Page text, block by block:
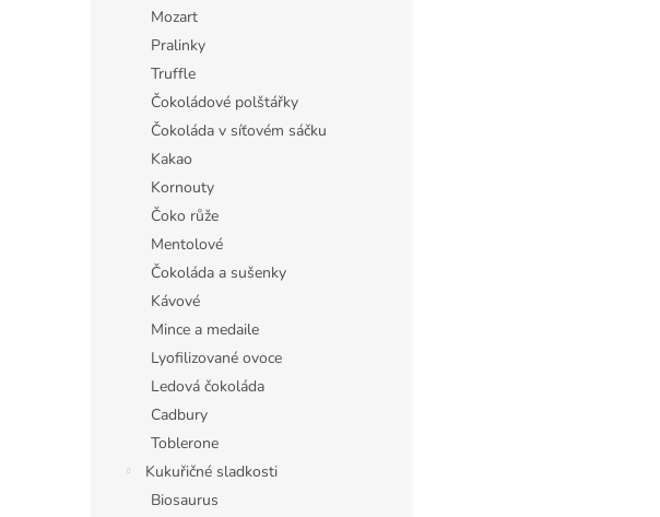
Mozart
Pralinky
Truffle
Čokoládové polštářky
Čokoláda v síťovém sáčku
Kakao
Kornouty
Čoko růže
Mentolové
Čokoláda a sušenky
Kávové
Mince a medaile
Lyofilizované ovoce
Ledová čokoláda
Cadbury
Toblerone
Kukuřičné sladkosti
Biosaurus